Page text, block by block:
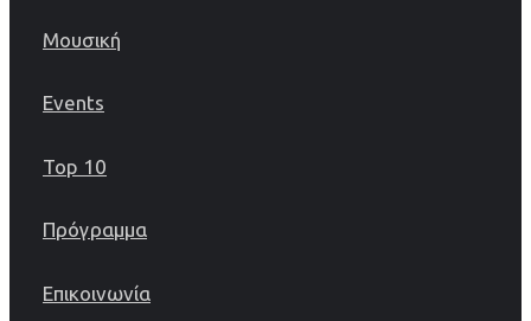
Μουσική
Events
Top 10
Πρόγραμμα
Επικοινωνία